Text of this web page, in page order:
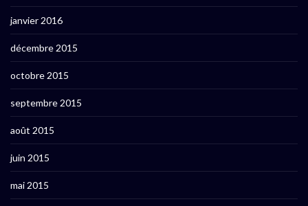
janvier 2016
décembre 2015
octobre 2015
septembre 2015
août 2015
juin 2015
mai 2015